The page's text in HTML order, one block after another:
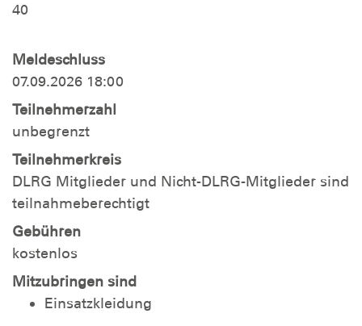
40
Meldeschluss
07.09.2026 18:00
Teilnehmerzahl
unbegrenzt
Teilnehmerkreis
DLRG Mitglieder und Nicht-DLRG-Mitglieder sind
teilnahmeberechtigt
Gebühren
kostenlos
Mitzubringen sind
Einsatzkleidung